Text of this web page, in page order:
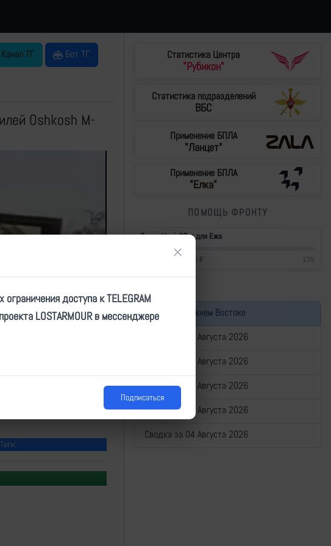
ТГ
Бот ТГ
Oshkosh M-
Статистика Центра
"Рубикон"
Статистика подразделений
ВБС
Применение БПЛА
"Ланцет"
Применение БПЛА
"Елка"
ПОМОЩЬ ФРОНТУ
Тушки Mavic3Pro для Ежа
430 000 ₽ 13%
Война на Ближнем Востоке
Сводка за 08 Августа 2026
Сводка за 07 Августа 2026
Сводка за 06 Августа 2026
Сводка за 05 Августа 2026
Сводка за 04 Августа 2026
×
доступа к TELEGRAM
LOSTARMOUR в мессенджере
Подписаться